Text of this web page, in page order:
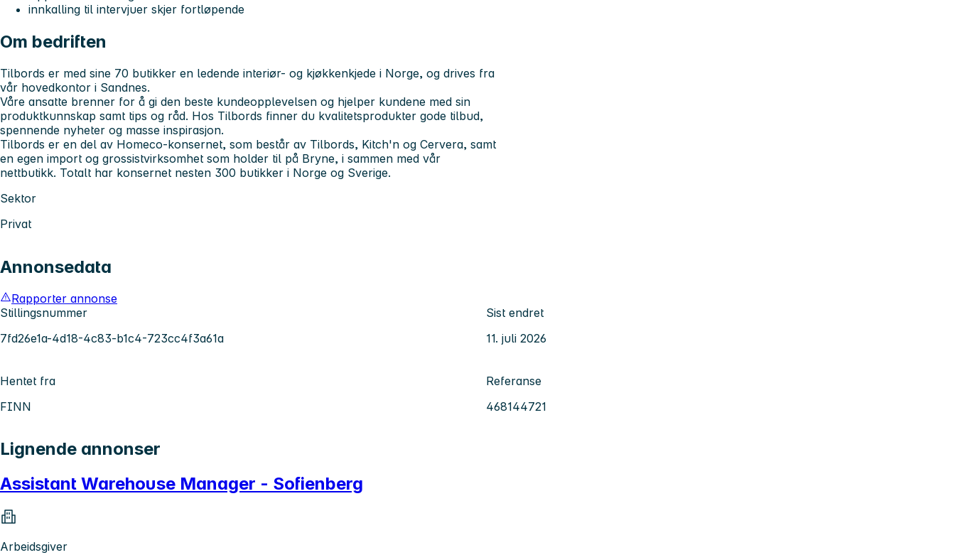
innkalling til intervjuer skjer fortløpende
Om bedriften
Tilbords er med sine 70 butikker en ledende interiør- og kjøkkenkjede i Norge, og drives fra
vår hovedkontor i Sandnes.
Våre ansatte brenner for å gi den beste kundeopplevelsen og hjelper kundene med sin
produktkunnskap samt tips og råd. Hos Tilbords finner du kvalitetsprodukter gode tilbud,
spennende nyheter og masse inspirasjon.
Tilbords er en del av Homeco-konsernet, som består av Tilbords, Kitch'n og Cervera, samt
en egen import og grossistvirksomhet som holder til på Bryne, i sammen med vår
nettbutikk. Totalt har konsernet nesten 300 butikker i Norge og Sverige.
Sektor
Privat
Annonsedata
Rapporter annonse
Stillingsnummer
7fd26e1a-4d18-4c83-b1c4-723cc4f3a61a
Sist endret
11. juli 2026
Hentet fra
FINN
Referanse
468144721
Lignende annonser
Assistant Warehouse Manager - Sofienberg
Arbeidsgiver